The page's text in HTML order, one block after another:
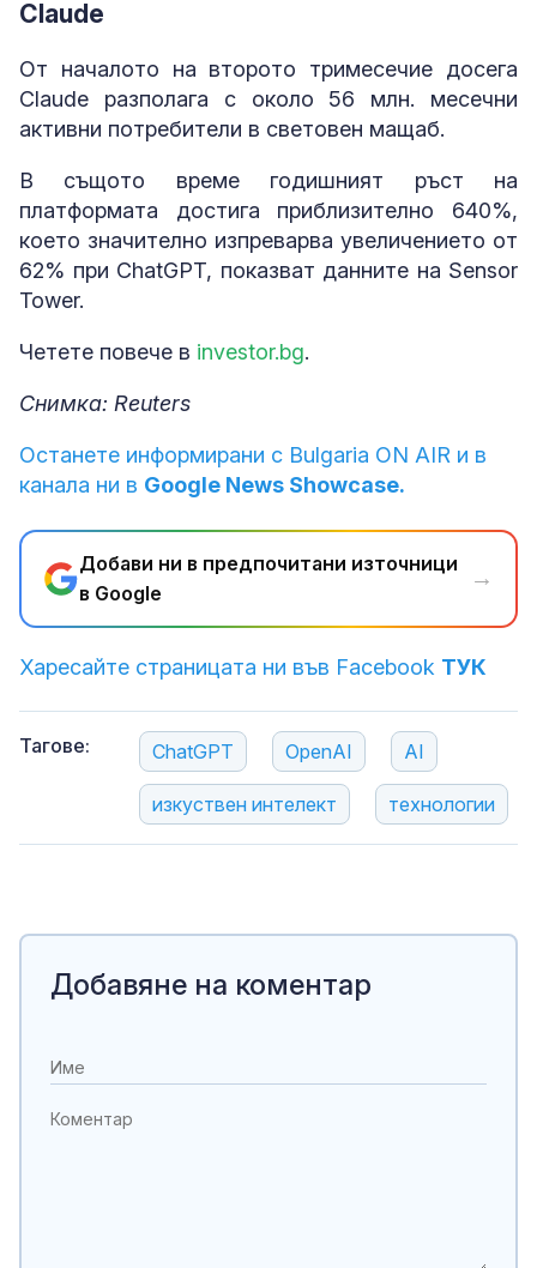
Claude
От началото на второто тримесечие досега
Claude разполага с около 56 млн. месечни
активни потребители в световен мащаб.
В същото време годишният ръст на
платформата достига приблизително 640%,
което значително изпреварва увеличението от
62% при ChatGPT, показват данните на Sensor
Tower.
Четете повече в investor.bg.
Снимка: Reuters
Останете информирани с Bulgaria ON AIR и в
канала ни в Google News Showcase.
Добави ни в предпочитани източници
в Google
→
Харесайте страницата ни във Facebook ТУК
Тагове: ChatGPT OpenAI AI
изкуствен интелект технологии
Добавяне на коментар